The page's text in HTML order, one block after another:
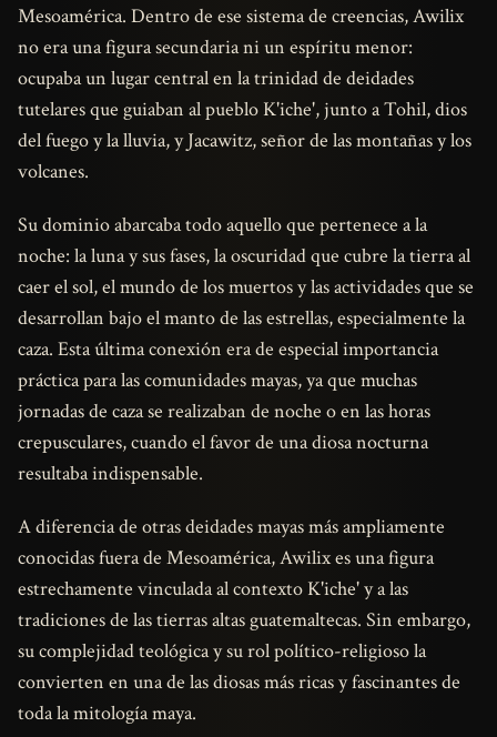
Mesoamérica. Dentro de ese sistema de creencias, Awilix
no era una figura secundaria ni un espíritu menor:
ocupaba un lugar central en la trinidad de deidades
tutelares que guiaban al pueblo K'iche', junto a Tohil, dios
del fuego y la lluvia, y Jacawitz, señor de las montañas y los
volcanes.
Su dominio abarcaba todo aquello que pertenece a la
noche: la luna y sus fases, la oscuridad que cubre la tierra al
caer el sol, el mundo de los muertos y las actividades que se
desarrollan bajo el manto de las estrellas, especialmente la
caza. Esta última conexión era de especial importancia
práctica para las comunidades mayas, ya que muchas
jornadas de caza se realizaban de noche o en las horas
crepusculares, cuando el favor de una diosa nocturna
resultaba indispensable.
A diferencia de otras deidades mayas más ampliamente
conocidas fuera de Mesoamérica, Awilix es una figura
estrechamente vinculada al contexto K'iche' y a las
tradiciones de las tierras altas guatemaltecas. Sin embargo,
su complejidad teológica y su rol político-religioso la
convierten en una de las diosas más ricas y fascinantes de
toda la mitología maya.